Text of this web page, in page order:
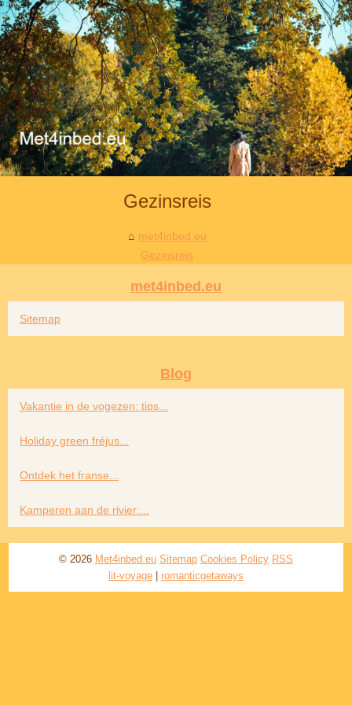
Gezinsreis
met4inbed.eu
Gezinsreis
met4inbed.eu
Sitemap
Blog
Vakantie in de vogezen: tips...
Holiday green fréjus...
Ontdek het franse...
Kamperen aan de rivier:...
© 2026 Met4inbed.eu Sitemap Cookies Policy RSS
lit-voyage
romanticgetaways